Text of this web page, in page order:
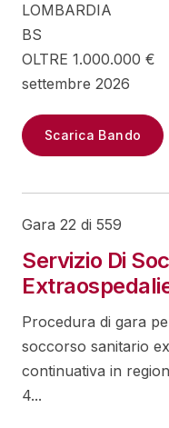
LOMBARDIA
BS
OLTRE 1.000.000 €
settembre 2026
Scarica Bando
Gara 22 di 559
Servizio Di
Procedura di gara
soccorso sanitario
continuativa in
4...